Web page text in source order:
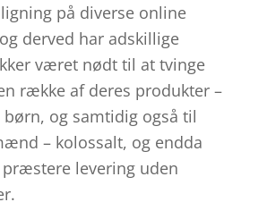
på diverse online
derved har adskillige
været nødt til at tvinge
række af deres produkter –
og samtidig også til
– kolossalt, og endda
præstere levering uden